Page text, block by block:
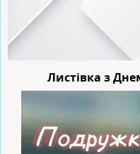
Листівка з